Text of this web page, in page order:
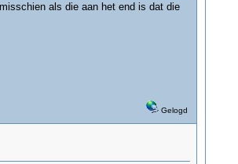
als die aan het end is dat die
Gelogd